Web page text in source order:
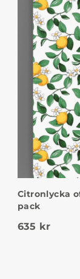
Citronlycka
pack
635 kr